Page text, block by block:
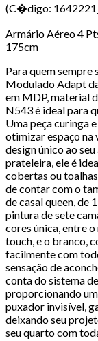
(C�digo:
Armário Aéreo 4
175cm
Para quem sempre
Modulado Adapt
em MDP, material
N543 é ideal para
Uma peça curinga
otimizar espaço na
design único ao
prateleira, ele é
cobertas ou
de contar com o
de casal queen, de
pintura de sete
cores única, entre
touch, e o branco,
facilmente com
sensação de
conta do sistema
proporcionando
puxador invisível,
deixando seu
seu quarto com